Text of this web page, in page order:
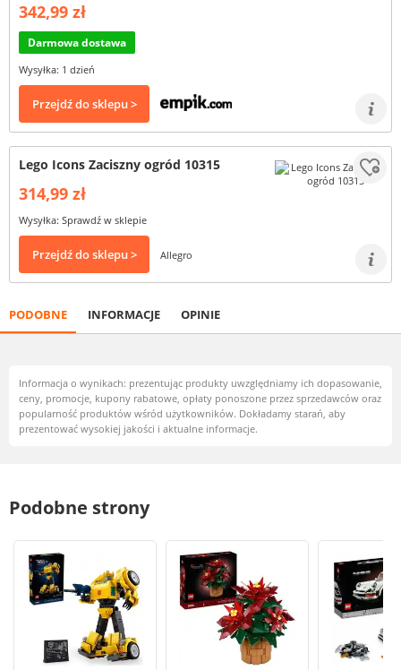
342,99 zł
Darmowa dostawa
Wysyłka: 1 dzień
Przejdź do sklepu >
Lego Icons Zaciszny ogród 10315
314,99 zł
Wysyłka: Sprawdź w sklepie
Przejdź do sklepu > Allegro
PODOBNE INFORMACJE OPINIE
Informacja o wynikach: prezentując produkty uwzględniamy ich dopasowanie,
ceny, promocje, kupony rabatowe, opłaty ponoszone przez sprzedawców oraz
popularność produktów wśród użytkowników. Dokładamy starań, aby
prezentować wysokiej jakości i aktualne informacje.
Podobne strony